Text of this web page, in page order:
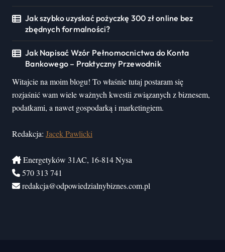
Jak szybko uzyskać pożyczkę 300 zł online bez
zbędnych formalności?
Jak Napisać Wzór Pełnomocnictwa do Konta
Bankowego – Praktyczny Przewodnik
Witajcie na moim blogu! To właśnie tutaj postaram się
rozjaśnić wam wiele ważnych kwestii związanych z biznesem,
podatkami, a nawet gospodarką i marketingiem.
Redakcja: Jacek Pawlicki
Energetyków 31AC, 16-814 Nysa
570 313 741
redakcja@odpowiedzialnybiznes.com.pl